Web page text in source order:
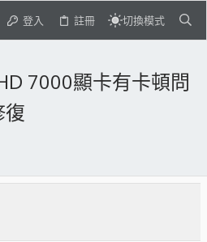
登入 註冊 切換模式
7000顯卡有卡頓問
復